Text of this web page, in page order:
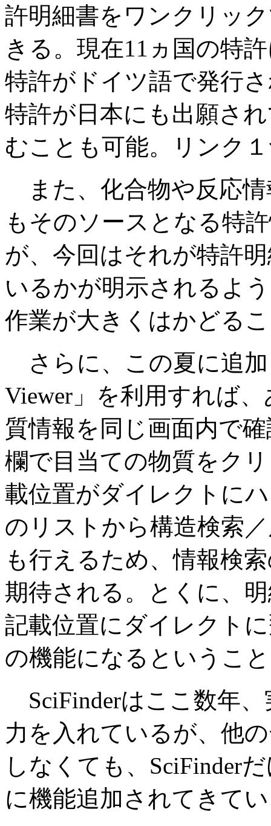
許明細書をワンクリッ
きる。現在11ヵ国の特
特許がドイツ語で発行
特許が日本にも出願さ
むことも可能。リンク
また、化合物や反応
もそのソースとなる特
が、今回はそれが特許
いるかが明示されるよ
作業が大きくはかどる
さらに、この夏に追加
Viewer」を利用すれば
質情報を同じ画面内で
欄で目当ての物質をク
載位置がダイレクトに
のリストから構造検索
も行えるため、情報検
期待される。とくに、
記載位置にダイレクト
の機能になるというこ
SciFinderはここ数年
力を入れているが、他
しなくても、SciFinder
に機能追加されてきて